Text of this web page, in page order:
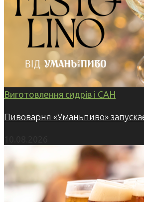
Виготовлення сидрів і САН
Пивоварня «Уманьпиво»